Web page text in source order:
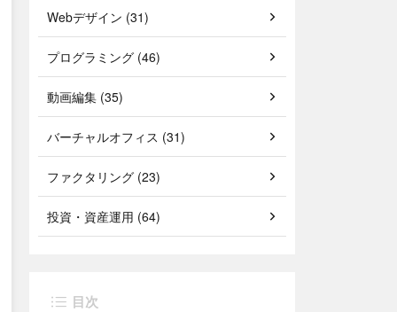
Webデザイン (31)
プログラミング (46)
動画編集 (35)
バーチャルオフィス (31)
ファクタリング (23)
投資・資産運用 (64)
目次